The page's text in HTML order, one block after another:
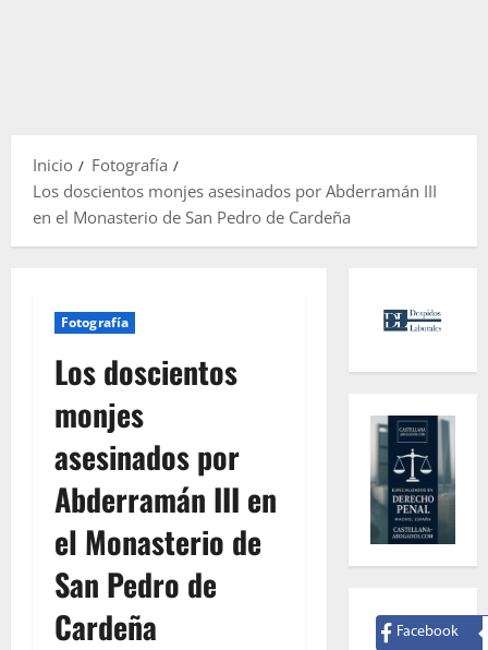
Inicio
Fotografía
Los doscientos monjes asesinados por Abderramán III
en el Monasterio de San Pedro de Cardeña
Fotografía
Los doscientos
monjes
asesinados por
Abderramán III en
el Monasterio de
San Pedro de
Cardeña
Facebook